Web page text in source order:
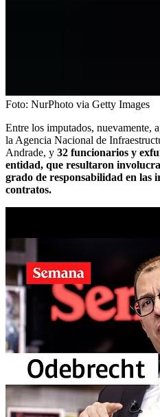
Foto: NurPhoto via Getty Images
Entre los imputados, nuevamente,
la Agencia Nacional de
Andrade, y 32 funcionarios y
entidad, que resultaron
grado de responsabilidad en las
contratos.